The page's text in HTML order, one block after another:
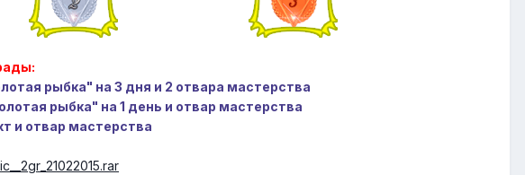
рыбка" на 3 дня и 2 отвара мастерства
рыбка" на 1 день и отвар мастерства
и отвар мастерства